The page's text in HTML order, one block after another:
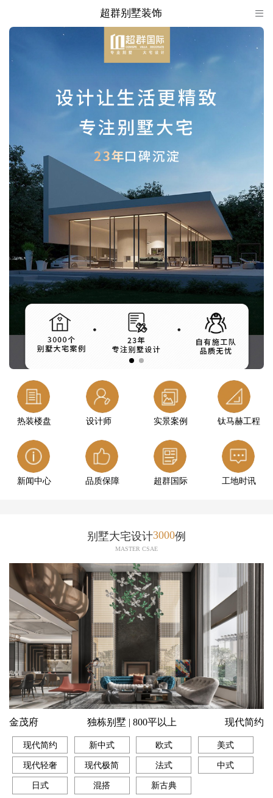
超群别墅装饰
超群别墅装饰 
热装楼盘 设计师 实景案例 钛马赫工程
新闻中心 品质保障 超群国际 工地时讯
别墅大宅设计3000例
MASTER CSAE
金茂府 独栋别墅 | 800平以上 现代简约
现代简约 新中式 欧式 美式
现代轻奢 现代极简 法式 中式
日式 混搭 新古典